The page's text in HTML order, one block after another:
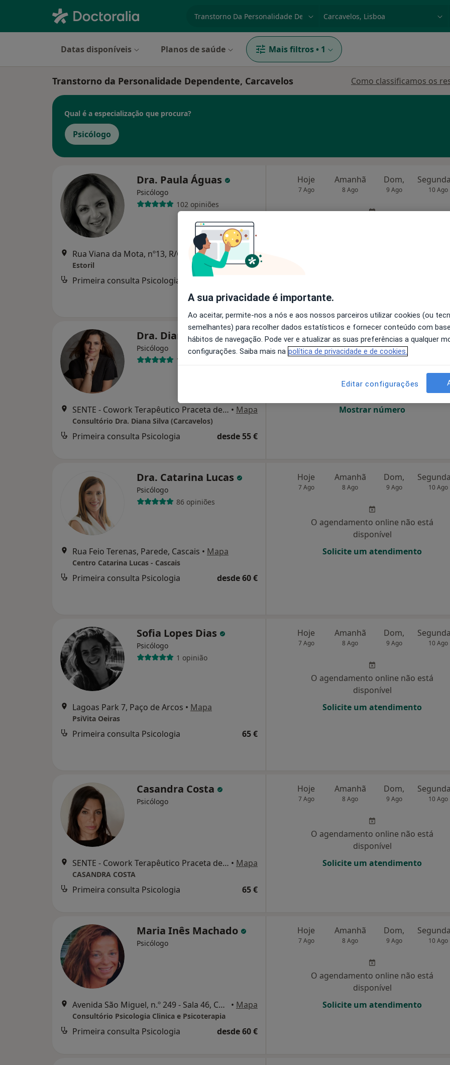
Datas disponíveis Planos de saúde Mais filtros • 1
Transtorno da Personalidade Dependente, Carcavelos Como classificamos os
Qual é a especialização que procura?
Psicólogo
Dra. Paula Águas
Psicólogo
102 opiniões
Rua Viana da Mota, nº13, R/C - São Pedro do Estoril, Estoril Mapa
Estoril
Primeira consulta Psicologia
Hoje
7 Ago
Amanhã
8 Ago
Dom,
9 Ago 10 Ago
Dra. Diana Silva
Psicólogo
102 opiniões
SENTE - Cowork Terapêutico Praceta de Portugal, 63 A Quinta de São Gonçalo, Carcavelos • Mapa
Consultório Dra. Diana Silva (Carcavelos)
Primeira consulta Psicologia desde 55 €
Hoje
7 Ago
Amanhã
8 Ago
Dom,
9 Ago
O agendamento online não está
Mostrar número
Dra. Catarina Lucas
Psicólogo
86 opiniões
Rua Feio Terenas, Parede, Cascais • Mapa
Centro Catarina Lucas - Cascais
Primeira consulta Psicologia desde 60 €
Hoje
7 Ago
Amanhã
8 Ago
Dom,
9 Ago 10 Ago
O agendamento online não está
disponível
Solicite um atendimento
Sofia Lopes Dias
Psicólogo
1 opinião
Lagoas Park 7, Paço de Arcos • Mapa
PsiVita Oeiras
Primeira consulta Psicologia 65 €
Hoje
7 Ago
Amanhã
8 Ago
Dom,
9 Ago 10 Ago
O agendamento online não está
disponível
Solicite um atendimento
Casandra Costa
Psicólogo
SENTE - Cowork Terapêutico Praceta de Portugal 63, Bloco B. Loja A. Qta de São Gonçalo, Carcavelos • Mapa
CASANDRA COSTA
Primeira consulta Psicologia 65 €
Hoje
7 Ago
Amanhã
8 Ago
Dom,
9 Ago 10 Ago
O agendamento online não está
disponível
Solicite um atendimento
Maria Inês Machado
Psicólogo
Avenida São Miguel, n.º 249 - Sala 46, Carcavelos • Mapa
Consultório Psicologia Clinica e Psicoterapia
Primeira consulta Psicologia desde 60 €
Hoje
7 Ago
Amanhã
8 Ago
Dom,
9 Ago 10 Ago
O agendamento online não está
disponível
Solicite um atendimento
A sua privacidade é importante.
Ao aceitar, permite-nos a nós e aos nossos parceiros utilizar cookies (ou
semelhantes) para recolher dados estatísticos e fornecer conteúdo com
hábitos de navegação. Pode ver e atualizar as suas preferências a qualquer
configurações. Saiba mais na política de privacidade e de cookies.
Editar configurações